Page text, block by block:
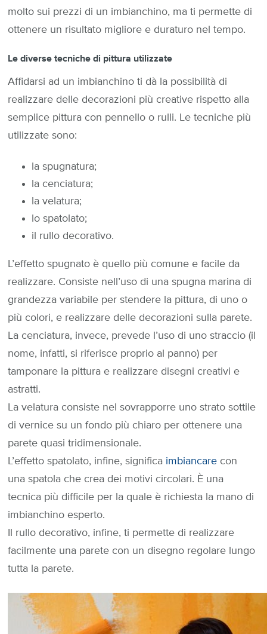
molto sui prezzi di un imbianchino, ma ti permette di
ottenere un risultato migliore e duraturo nel tempo.
Le diverse tecniche di pittura utilizzate
Affidarsi ad un imbianchino ti dà la possibilità di
realizzare delle decorazioni più creative rispetto alla
semplice pittura con pennello o rulli. Le tecniche più
utilizzate sono:
la spugnatura;
la cenciatura;
la velatura;
lo spatolato;
il rullo decorativo.
L’effetto spugnato è quello più comune e facile da
realizzare. Consiste nell’uso di una spugna marina di
grandezza variabile per stendere la pittura, di uno o
più colori, e realizzare delle decorazioni sulla parete.
La cenciatura, invece, prevede l’uso di uno straccio (il
nome, infatti, si riferisce proprio al panno) per
tamponare la pittura e realizzare disegni creativi e
astratti.
La velatura consiste nel sovrapporre uno strato sottile
di vernice su un fondo più chiaro per ottenere una
parete quasi tridimensionale.
L’effetto spatolato, infine, significa imbiancare con
una spatola che crea dei motivi circolari. È una
tecnica più difficile per la quale è richiesta la mano di
imbianchino esperto.
Il rullo decorativo, infine, ti permette di realizzare
facilmente una parete con un disegno regolare lungo
tutta la parete.